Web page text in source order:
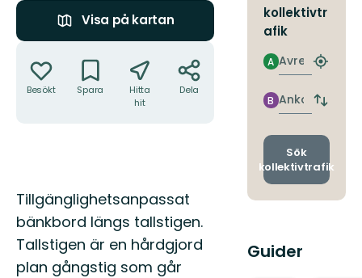
Visa på kartan
Besökt Spara
Hitta
hit
Dela
Beskrivning
Tillgänglighetsanpassat
bänkbord längs tallstigen.
Tallstigen är en hårdgjord
plan gångstig som går
kollektivtr
afik
Avresa
A
Hitta
Ankomst
B
Byt
och
Sök
kollektivtrafik
Guider